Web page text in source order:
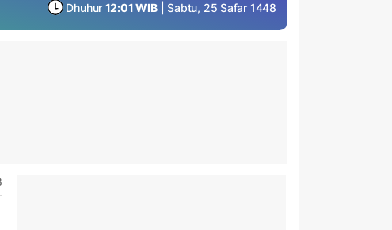
Dhuhur 12:01 WIB | Sabtu, 25 Safar 1448